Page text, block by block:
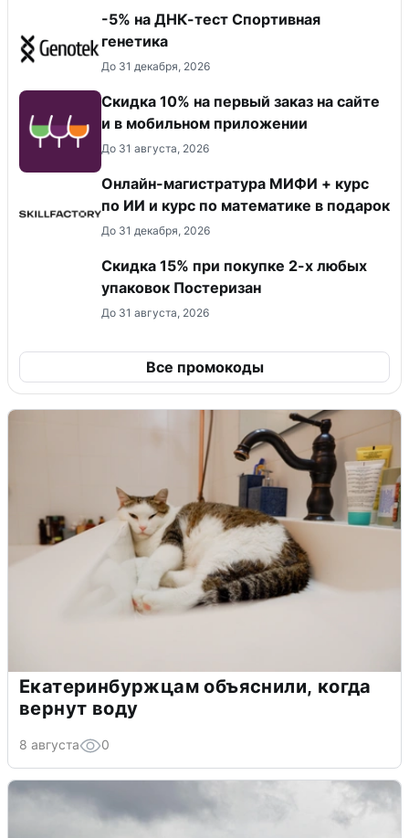
-5% на ДНК-тест Спортивная
генетика
До 31 декабря, 2026
Скидка 10% на первый заказ на сайте
и в мобильном приложении
До 31 августа, 2026
Онлайн-магистратура МИФИ + курс
по ИИ и курс по математике в подарок
До 31 декабря, 2026
Скидка 15% при покупке 2-х любых
упаковок Постеризан
До 31 августа, 2026
Все промокоды
Екатеринбуржцам объяснили, когда
вернут воду
8 августа 0